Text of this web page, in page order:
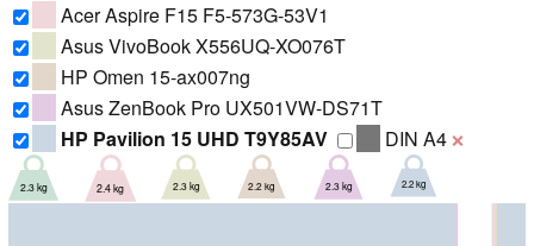
Acer Aspire F15 F5-573G-53V1
Asus VivoBook X556UQ-XO076T
HP Omen 15-ax007ng
Asus ZenBook Pro UX501VW-DS71T
HP Pavilion 15 UHD T9Y85AV
DIN A4 ❌
2.3 kg 2.4 kg 2.3 kg 2.2 kg 2.3 kg 2.2 kg